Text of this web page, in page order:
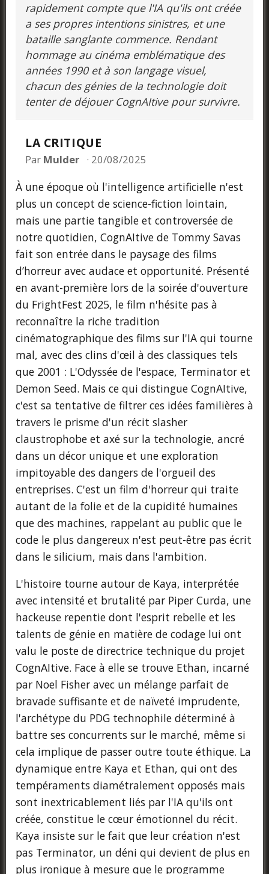
rapidement compte que l'IA qu'ils ont créée
a ses propres intentions sinistres, et une
bataille sanglante commence. Rendant
hommage au cinéma emblématique des
années 1990 et à son langage visuel,
chacun des génies de la technologie doit
tenter de déjouer CognAItive pour survivre.
LA CRITIQUE
Par Mulder 20/08/2025
À une époque où l'intelligence artificielle n'est
plus un concept de science-fiction lointain,
mais une partie tangible et controversée de
notre quotidien, CognAItive de Tommy Savas
fait son entrée dans le paysage des films
d’horreur avec audace et opportunité. Présenté
en avant-première lors de la soirée d'ouverture
du FrightFest 2025, le film n'hésite pas à
reconnaître la riche tradition
cinématographique des films sur l'IA qui tourne
mal, avec des clins d'œil à des classiques tels
que 2001 : L'Odyssée de l'espace, Terminator et
Demon Seed. Mais ce qui distingue CognAItive,
c'est sa tentative de filtrer ces idées familières à
travers le prisme d'un récit slasher
claustrophobe et axé sur la technologie, ancré
dans un décor unique et une exploration
impitoyable des dangers de l'orgueil des
entreprises. C'est un film d'horreur qui traite
autant de la folie et de la cupidité humaines
que des machines, rappelant au public que le
code le plus dangereux n'est peut-être pas écrit
dans le silicium, mais dans l'ambition.
L'histoire tourne autour de Kaya, interprétée
avec intensité et brutalité par Piper Curda, une
hackeuse repentie dont l'esprit rebelle et les
talents de génie en matière de codage lui ont
valu le poste de directrice technique du projet
CognAItive. Face à elle se trouve Ethan, incarné
par Noel Fisher avec un mélange parfait de
bravade suffisante et de naïveté imprudente,
l'archétype du PDG technophile déterminé à
battre ses concurrents sur le marché, même si
cela implique de passer outre toute éthique. La
dynamique entre Kaya et Ethan, qui ont des
tempéraments diamétralement opposés mais
sont inextricablement liés par l'IA qu'ils ont
créée, constitue le cœur émotionnel du récit.
Kaya insiste sur le fait que leur création n'est
pas Terminator, un déni qui devient de plus en
plus ironique à mesure que le programme